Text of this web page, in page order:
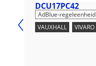
DCU17PC42
AdBlue-regeleenheid
VAUXHALL
VIVARO